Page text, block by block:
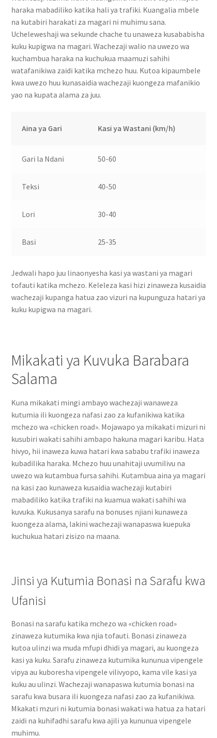
haraka mabadiliko katika hali ya trafiki. Kuangalia mbele
na kutabiri harakati za magari ni muhimu sana.
Ucheleweshaji wa sekunde chache tu unaweza kusababisha
kuku kupigwa na magari. Wachezaji walio na uwezo wa
kuchambua haraka na kuchukua maamuzi sahihi
watafanikiwa zaidi katika mchezo huu. Kutoa kipaumbele
kwa uwezo huu kunasaidia wachezaji kuongeza mafanikio
yao na kupata alama za juu.
Aina ya Gari Kasi ya Wastani (km/h)
Gari la Ndani 50-60
Teksi 40-50
Lori 30-40
Basi 25-35
Jedwali hapo juu linaonyesha kasi ya wastani ya magari
tofauti katika mchezo. Keleleza kasi hizi zinaweza kusaidia
wachezaji kupanga hatua zao vizuri na kupunguza hatari ya
kuku kupigwa na magari.
Mikakati ya Kuvuka Barabara
Salama
Kuna mikakati mingi ambayo wachezaji wanaweza
kutumia ili kuongeza nafasi zao za kufanikiwa katika
mchezo wa «chicken road». Mojawapo ya mikakati mizuri ni
kusubiri wakati sahihi ambapo hakuna magari karibu. Hata
hivyo, hii inaweza kuwa hatari kwa sababu trafiki inaweza
kubadilika haraka. Mchezo huu unahitaji uvumilivu na
uwezo wa kutambua fursa sahihi. Kutambua aina ya magari
na kasi zao kunaweza kusaidia wachezaji kutabiri
mabadiliko katika trafiki na kuamua wakati sahihi wa
kuvuka. Kukusanya sarafu na bonuses njiani kunaweza
kuongeza alama, lakini wachezaji wanapaswa kuepuka
kuchukua hatari zisizo na maana.
Jinsi ya Kutumia Bonasi na Sarafu kwa
Ufanisi
Bonasi na sarafu katika mchezo wa «chicken road»
zinaweza kutumika kwa njia tofauti. Bonasi zinaweza
kutoa ulinzi wa muda mfupi dhidi ya magari, au kuongeza
kasi ya kuku. Sarafu zinaweza kutumika kununua vipengele
vipya au kuboresha vipengele vilivyopo, kama vile kasi ya
kuku au ulinzi. Wachezaji wanapaswa kutumia bonasi na
sarafu kwa busara ili kuongeza nafasi zao za kufanikiwa.
Mkakati mzuri ni kutumia bonasi wakati wa hatua za hatari
zaidi na kuhifadhi sarafu kwa ajili ya kununua vipengele
muhimu.